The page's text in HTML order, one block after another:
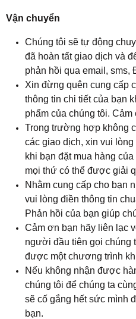
Vận chuyển
Chúng tôi sẽ tự động
đã hoàn tất giao dịch và
phản hồi qua email, sms,
Xin đừng quên cung cấp
thông tin chi tiết của bạn
phẩm của chúng tôi. Cảm
Trong trường hợp không
các giao dịch, xin vui
khi bạn đặt mua hàng
mọi thứ có thể được giải
Nhằm cung cấp cho bạn
vui lòng điền thông tin
Phản hồi của bạn giúp
Cảm ơn bạn hãy liên lạc
người đầu tiên gọi chúng
được một chương trình
Nếu không nhận được
chúng tôi để chúng ta
sẽ cố gắng hết sức mình
bạn.